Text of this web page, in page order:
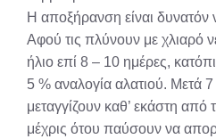
Η αποξήρανση είναι δυνατόν
Αφού τις πλύνουν με χλιαρό
ήλιο επί 8 – 10 ημέρες,
5 % αναλογία αλατιού. Μετά 7
μεταγγίζουν καθ’ εκάστη από
μέχρις ότου παύσουν να